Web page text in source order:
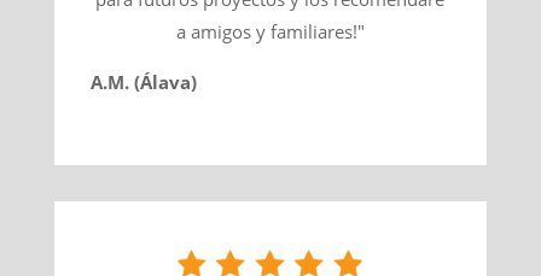
a amigos y familiares!"
A.M. (Álava)